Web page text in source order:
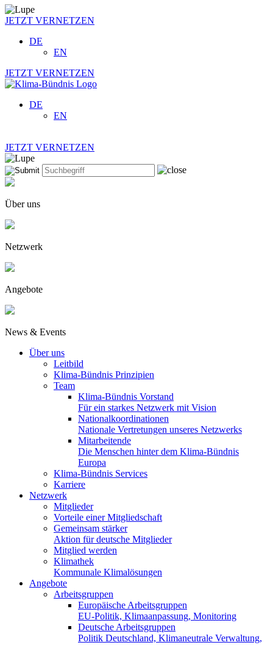
JETZT VERNETZEN
DE
EN
JETZT VERNETZEN
DE
EN
JETZT VERNETZEN
Über uns
Netzwerk
Angebote
News & Events
Über uns
Leitbild
Klima-Bündnis Prinzipien
Team
Klima-Bündnis Vorstand
Für ein starkes Netzwerk mit Vision
Nationalkoordinationen
Nationale Vertretungen unseres Netzwerks
Mitarbeitende
Die Menschen hinter dem Klima-Bündnis
Europa
Klima-Bündnis Services
Karriere
Netzwerk
Mitglieder
Vorteile einer Mitgliedschaft
Gemeinsam stärker
Aktion für deutsche Mitglieder
Mitglied werden
Klimathek
Kommunale Klimalösungen
Angebote
Arbeitsgruppen
Europäische Arbeitsgruppen
EU-Politik, Klimaanpassung, Monitoring
Deutsche Arbeitsgruppen
Politik Deutschland, Klimaneutrale Verwaltung,